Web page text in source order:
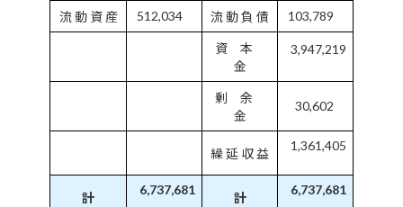
流 動 資 産 512,034 流 動 負 債 103,789
資 本
金
3,947,219
剰 余
金
30,602
繰 延 収 益
1,361,405
計
6,737,681
計
6,737,681